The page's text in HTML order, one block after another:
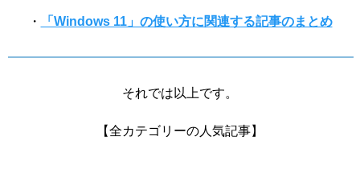
・ 「Windows 11」の使い方に関連する記事のまとめ
それでは以上です。
【全カテゴリーの人気記事】